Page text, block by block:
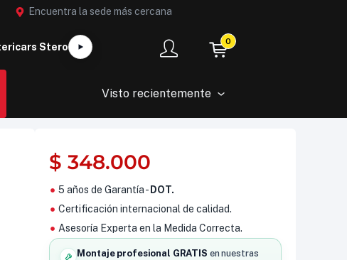
Encuentra la sede más cercana
Stero 0
Visto recientemente
$ 348.000
5 años de Garantía - DOT.
Certificación internacional de calidad.
Asesoría Experta en la Medida Correcta.
Montaje profesional GRATIS en nuestras